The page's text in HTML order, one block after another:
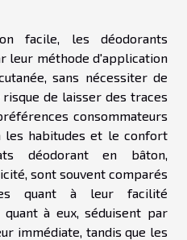
facile, les déodorants
leur méthode d'application
sans nécessiter de
de laisser des traces
consommateurs
les habitudes et le confort
déodorant en bâton,
sont souvent comparés
quant à leur facilité
quant à eux, séduisent par
immédiate, tandis que les